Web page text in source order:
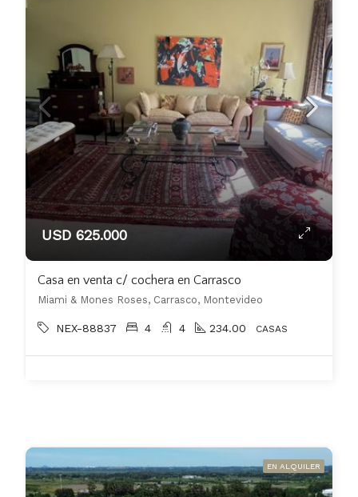
USD 625.000
Casa en venta c/ cochera en Carrasco
Miami & Mones Roses, Carrasco, Montevideo
NEX-88837 4 4 234.00 CASAS
EN ALQUILER